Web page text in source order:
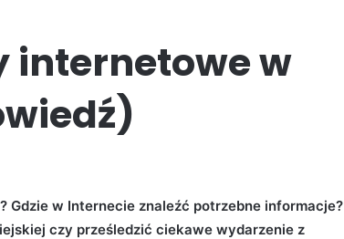
internetowe w
Gdzie w Internecie znaleźć potrzebne informacje?
czy prześledzić ciekawe wydarzenie z